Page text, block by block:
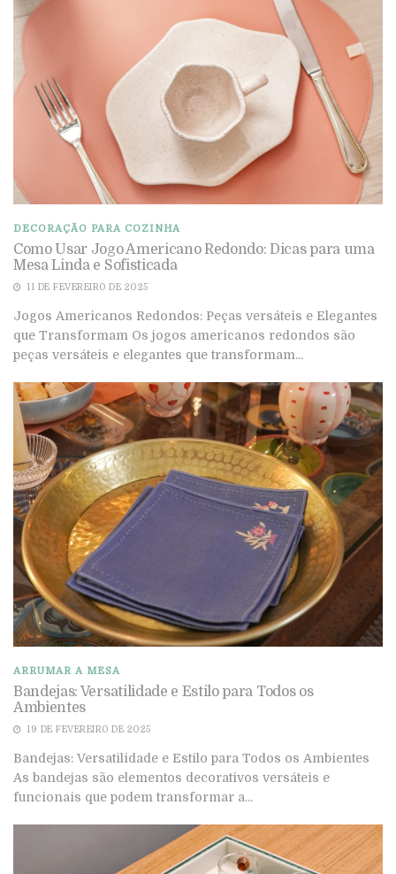
DECORAÇÃO PARA COZINHA
Como Usar Jogo Americano Redondo: Dicas para uma
Mesa Linda e Sofisticada
11 DE FEVEREIRO DE 2025
Jogos Americanos Redondos: Peças versáteis e Elegantes
que Transformam Os jogos americanos redondos são
peças versáteis e elegantes que transformam...
ARRUMAR A MESA
Bandejas: Versatilidade e Estilo para Todos os
Ambientes
19 DE FEVEREIRO DE 2025
Bandejas: Versatilidade e Estilo para Todos os Ambientes
As bandejas são elementos decorativos versáteis e
funcionais que podem transformar a...